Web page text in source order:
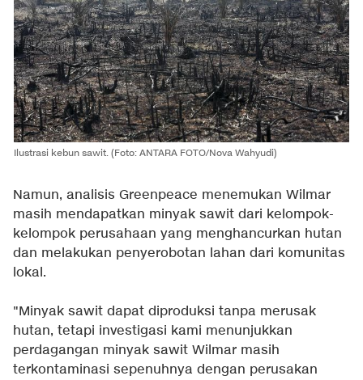
Ilustrasi kebun sawit. (Foto: ANTARA FOTO/Nova Wahyudi)
Namun, analisis Greenpeace menemukan Wilmar
masih mendapatkan minyak sawit dari kelompok-
kelompok perusahaan yang menghancurkan hutan
dan melakukan penyerobotan lahan dari komunitas
lokal.
"Minyak sawit dapat diproduksi tanpa merusak
hutan, tetapi investigasi kami menunjukkan
perdagangan minyak sawit Wilmar masih
terkontaminasi sepenuhnya dengan perusakan